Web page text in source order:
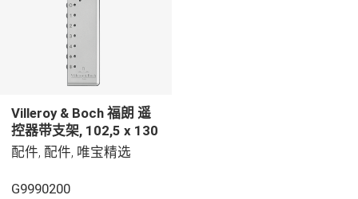
Villeroy & Boch 福朗 遥
控器带支架, 102,5 x 130
x 19 mm
配件, 配件, 唯宝精选
G9990200